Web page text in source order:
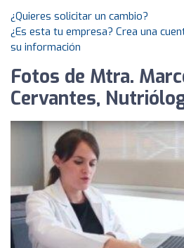
¿Quieres solicitar un cambio?
¿Es esta tu empresa? Crea una
su información
Fotos de Mtra.
Cervantes,